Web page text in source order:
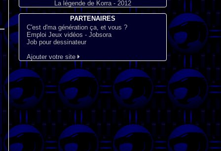
La légende de Korra - 2012
PARTENAIRES
C'est d'ma génération ça, et vous ?
Emploi Jeux vidéos - Jobsora
Job pour dessinateur
Ajouter votre site